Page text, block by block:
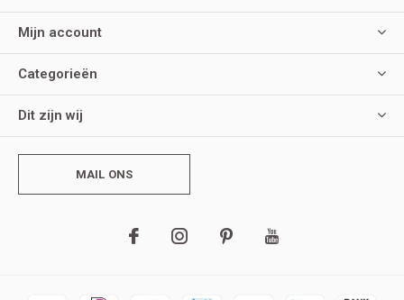
Mijn account
Categorieën
Dit zijn wij
MAIL ONS